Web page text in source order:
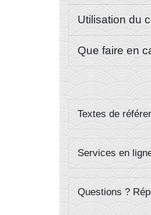
Utilisation du
Que faire en
Textes de
Services en
Questions ?